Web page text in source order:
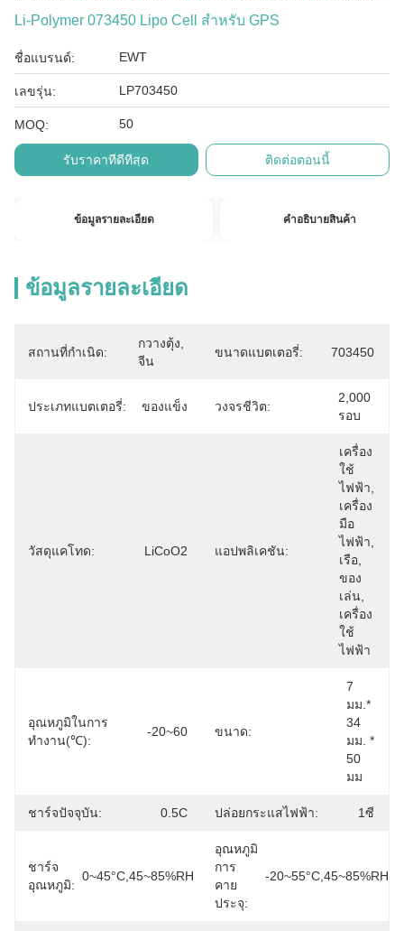
Li-Polymer 073450 Lipo Cell สําหรับ GPS
ชื่อแบรนด์: EWT
เลขรุ่น: LP703450
MOQ: 50
รับราคาที่ดีที่สุด ติดต่อตอนนี้
ข้อมูลรายละเอียด คําอธิบายสินค้า
ข้อมูลรายละเอียด
สถานที่กำเนิด:
กวางตุ้ง,
จีน
ขนาดแบตเตอรี่: 703450
ประเภทแบตเตอรี่: ของแข็ง วงจรชีวิต:
2,000
รอบ
วัสดุแคโทด: LiCoO2 แอปพลิเคชัน:
เครื่อง
ใช้
ไฟฟ้า,
เครื่อง
มือ
ไฟฟ้า,
เรือ,
ของ
เล่น,
เครื่อง
ใช้
ไฟฟ้า
อุณหภูมิในการ
ทำงาน(℃):
-20~60 ขนาด:
7
มม.*
34
มม. *
50
มม
ชาร์จปัจจุบัน: 0.5C ปล่อยกระแสไฟฟ้า: 1ซี
ชาร์จ
อุณหภูมิ:
0~45°C,45~85%RH
อุณหภูมิ
การ
คาย
ประจุ:
-20~55°C,45~85%RH